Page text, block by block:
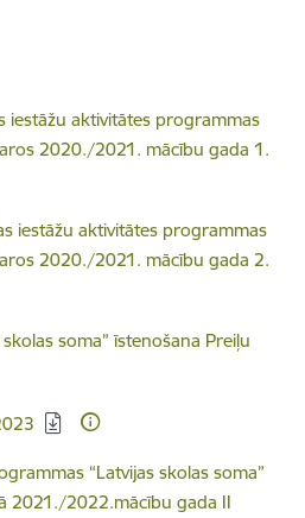
iestāžu aktivitātes programmas
2020./2021. mācību gada 1.
iestāžu aktivitātes programmas
2020./2021. mācību gada 2.
soma” īstenošana Preiļu
“Latvijas skolas soma”
2021./2022.mācību gada II